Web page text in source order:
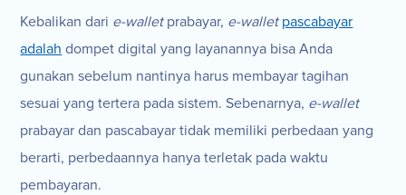
Kebalikan dari e-walletprabayar, e-wallet pascabayar
adalah dompet digital yang layanannya bisa Anda
gunakan sebelum nantinya harus membayar tagihan
sesuai yang tertera pada sistem. Sebenarnya, e-wallet
prabayar dan pascabayar tidak memiliki perbedaan yang
berarti, perbedaannya hanya terletak pada waktu
pembayaran.